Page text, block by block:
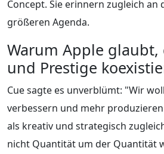
Concept. Sie erinnern zugleich an
größeren Agenda.
Warum Apple glaubt,
und Prestige
Cue sagte es unverblümt: "Wir
verbessern und mehr
als kreativ und strategisch
nicht Quantität um der Quantität